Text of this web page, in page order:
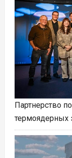
Партнерство
термоядерных